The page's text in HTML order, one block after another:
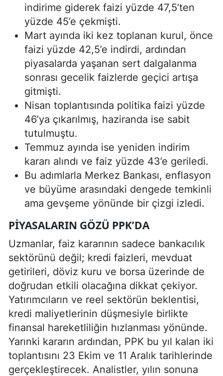
indirime giderek faizi yüzde 47,5’ten
yüzde 45’e çekmişti.
Mart ayında iki kez toplanan kurul, önce
faizi yüzde 42,5’e indirdi, ardından
piyasalarda yaşanan sert dalgalanma
sonrası gecelik faizlerde geçici artışa
gitmişti.
Nisan toplantısında politika faizi yüzde
46’ya çıkarılmış, haziranda ise sabit
tutulmuştu.
Temmuz ayında ise yeniden indirim
kararı alındı ve faiz yüzde 43’e geriledi.
Bu adımlarla Merkez Bankası, enflasyon
ve büyüme arasındaki dengede temkinli
ama gevşeme yönünde bir çizgi izledi.
PIYASALARIN GÖZÜ PPK’DA
Uzmanlar, faiz kararının sadece bankacılık
sektörünü değil; kredi faizleri, mevduat
getirileri, döviz kuru ve borsa üzerinde de
doğrudan etkili olacağına dikkat çekiyor.
Yatırımcıların ve reel sektörün beklentisi,
kredi maliyetlerinin düşmesiyle birlikte
finansal hareketliliğin hızlanması yönünde.
Yarınki kararın ardından, PPK bu yıl kalan iki
toplantısını 23 Ekim ve 11 Aralık tarihlerinde
gerçekleştirecek. Analistler, yılın sonuna